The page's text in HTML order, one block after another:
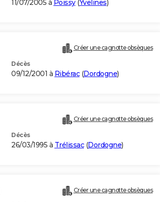
11/07/2005 à Poissy(Yvelines)
Créer une cagnotte obsèques
Décès
09/12/2001 à Ribérac(Dordogne)
Créer une cagnotte obsèques
Décès
26/03/1995 à Trélissac(Dordogne)
Créer une cagnotte obsèques